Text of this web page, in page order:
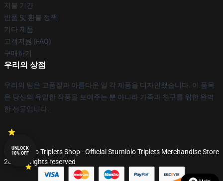
지불 기간
반품 및 환불 정책
기타 제품
고객지원 (FAQ)
구매하기
우리의 상점
우리의 팀은 고품질과 아름다운 일 각 제품을 디자인했습니다. 이 품목
은 당신의 유일한 작풍을 보여주는 뿐 아니라 가족과 친구를 위한 완벽
한 선물입니다.
© Sturniolo Triplets Shop - Official Sturniolo Triplets Merchandise Store
2026 all rights reserved
UNLOCK
10% OFF